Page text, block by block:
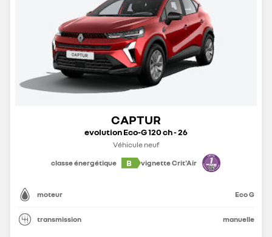
CAPTUR
evolution Eco-G 120 ch - 26
Véhicule neuf
classe énergétique
B vignette Crit'Air
moteur Eco G
transmission manuelle